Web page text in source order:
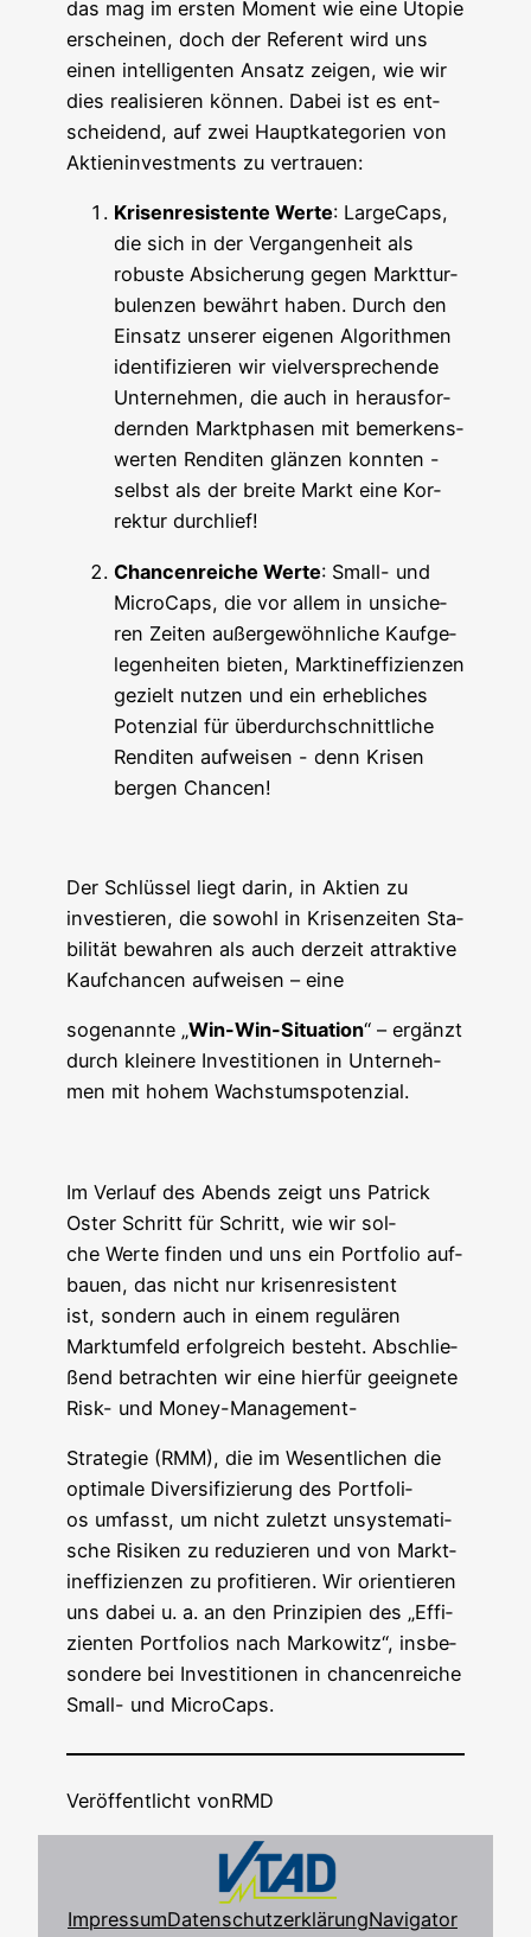
das mag im ers­ten Moment wie eine Uto­pie
erschei­nen, doch der Refe­rent wird uns
einen intel­li­gen­ten Ansatz zei­gen, wie wir
dies rea­li­sie­ren kön­nen. Dabei ist es ent­
schei­dend, auf zwei Haupt­ka­te­go­rien von
Akti­en­in­vest­ments zu vertrauen:
Kri­sen­re­sis­ten­te Wer­te: Larg­eCaps,
die sich in der Ver­gan­gen­heit als
robus­te Absi­che­rung gegen Markt­tur­
bu­len­zen bewährt haben. Durch den
Ein­satz unse­rer eige­nen Algo­rith­men
iden­ti­fi­zie­ren wir viel­ver­spre­chen­de
Unter­neh­men, die auch in her­aus­for­
dern­den Markt­pha­sen mit bemer­kens­
wer­ten Ren­di­ten glän­zen konn­ten -
selbst als der brei­te Markt eine Kor­
rek­tur durchlief!
Chan­cen­rei­che Wer­te: Small- und
Micro­Caps, die vor allem in unsi­che­
ren Zei­ten außer­ge­wöhn­li­che Kauf­ge­
le­gen­hei­ten bie­ten, Markt­in­ef­fi­zi­en­zen
gezielt nut­zen und ein erheb­li­ches
Poten­zi­al für über­durch­schnitt­li­che
Ren­di­ten auf­wei­sen - denn Kri­sen
ber­gen Chancen!
Der Schlüs­sel liegt dar­in, in Akti­en zu
inves­tie­ren, die sowohl in Kri­sen­zei­ten Sta­
bi­li­tät bewah­ren als auch der­zeit attrak­ti­ve
Kauf­chan­cen auf­wei­sen – eine
soge­nann­te „Win-Win-Situa­ti­on“ – ergänzt
durch klei­ne­re Inves­ti­tio­nen in Unter­neh­
men mit hohem Wachstumspotenzial.
Im Ver­lauf des Abends zeigt uns Patrick
Oster Schritt für Schritt, wie wir sol­
che Wer­te fin­den und uns ein Port­fo­lio auf­
bau­en, das nicht nur kri­sen­re­sis­tent
ist, son­dern auch in einem regu­lä­ren
Markt­um­feld erfolg­reich besteht. Abschlie­
ßend betrach­ten wir eine hier­für geeig­ne­te
Risk- und Money-Management-
Stra­te­gie (RMM), die im Wesent­li­chen die
opti­ma­le Diver­si­fi­zie­rung des Port­fo­li­
os umfasst, um nicht zuletzt unsys­te­ma­ti­
sche Risi­ken zu redu­zie­ren und von Markt­
in­ef­fi­zi­en­zen zu pro­fi­tie­ren. Wir ori­en­tie­ren
uns dabei u. a. an den Prin­zi­pi­en des „Effi­
zi­en­ten Port­fo­li­os nach Mar­ko­witz“, ins­be­
son­de­re bei Inves­ti­tio­nen in chan­cen­rei­che
Small- und MicroCaps.
Veröffentlicht vonRMD
ImpressumDatenschutzerklärungNavigator